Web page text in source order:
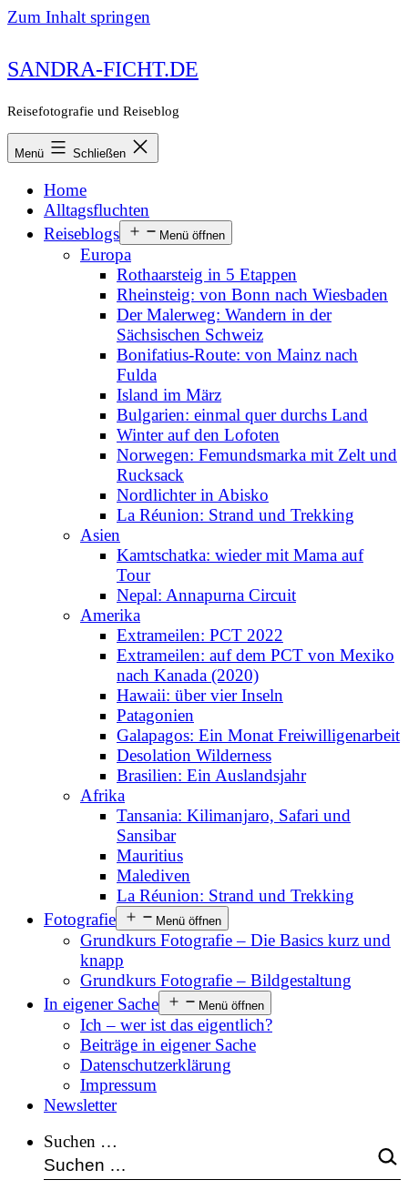
Zum Inhalt springen
SANDRA-FICHT.DE
Reisefotografie und Reiseblog
Menü Schließen
Home
Alltagsfluchten
Reiseblogs
Menü öffnen
Europa
Rothaarsteig in 5 Etappen
Rheinsteig: von Bonn nach Wiesbaden
Der Malerweg: Wandern in der
Sächsischen Schweiz
Bonifatius-Route: von Mainz nach
Fulda
Island im März
Bulgarien: einmal quer durchs Land
Winter auf den Lofoten
Norwegen: Femundsmarka mit Zelt und
Rucksack
Nordlichter in Abisko
La Réunion: Strand und Trekking
Asien
Kamtschatka: wieder mit Mama auf
Tour
Nepal: Annapurna Circuit
Amerika
Extrameilen: PCT 2022
Extrameilen: auf dem PCT von Mexiko
nach Kanada (2020)
Hawaii: über vier Inseln
Patagonien
Galapagos: Ein Monat Freiwilligenarbeit
Desolation Wilderness
Brasilien: Ein Auslandsjahr
Afrika
Tansania: Kilimanjaro, Safari und
Sansibar
Mauritius
Malediven
La Réunion: Strand und Trekking
Fotografie
Menü öffnen
Grundkurs Fotografie – Die Basics kurz und
knapp
Grundkurs Fotografie – Bildgestaltung
In eigener Sache
Menü öffnen
Ich – wer ist das eigentlich?
Beiträge in eigener Sache
Datenschutzerklärung
Impressum
Newsletter
Suchen …